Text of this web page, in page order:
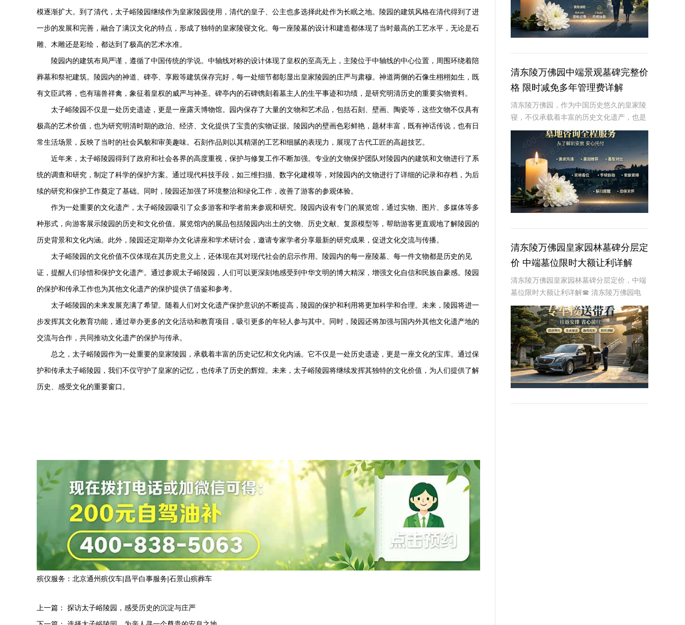
模逐渐扩大。到了清代， 太子峪陵园继续作为皇家陵园使用，清代的皇子、公主也多选择此处作为长眠之地。陵园的建筑风格在清代得到了进
一步的发展和完善，融合了满汉文化的特点，形成了独特的皇家陵寝文化。每一座陵墓的设计和建造都体现了当时最高的工艺水平，无论是石
雕、木雕还是彩绘，都达到了极高的艺术水准。
陵园内的建筑布局严谨，遵循了中国传统的学说。中轴线对称的设计体现了皇权的至高无上，主陵位于中轴线的中心位置，周围环绕着陪
葬墓和祭祀建筑。陵园内的神道、碑亭、享殿等建筑保存完好，每一处细节都彰显出皇家陵园的庄严与肃穆。神道两侧的石像生栩栩如生，既
有文臣武将，也有瑞兽祥禽，象征着皇权的威严与神圣。碑亭内的石碑镌刻着墓主人的生平事迹和功绩，是研究明清历史的重要实物资料。
太子峪陵园不仅是一处历史遗迹，更是一座露天博物馆。园内保存了大量的文物和艺术品，包括石刻、壁画、陶瓷等，这些文物不仅具有
极高的艺术价值，也为研究明清时期的政治、经济、文化提供了宝贵的实物证据。陵园内的壁画色彩鲜艳，题材丰富，既有神话传说，也有日
常生活场景，反映了当时的社会风貌和审美趣味。石刻作品则以其精湛的工艺和细腻的表现力，展现了古代工匠的高超技艺。
近年来， 太子峪陵园得到了政府和社会各界的高度重视，保护与修复工作不断加强。专业的文物保护团队对陵园内的建筑和文物进行了系
统的调查和研究，制定了科学的保护方案。通过现代科技手段，如三维扫描、数字化建模等，对陵园内的文物进行了详细的记录和存档，为后
续的研究和保护工作奠定了基础。同时，陵园还加强了环境整治和绿化工作，改善了游客的参观体验。
作为一处重要的文化遗产， 太子峪陵园吸引了众多游客和学者前来参观和研究。陵园内设有专门的展览馆，通过实物、图片、多媒体等多
种形式，向游客展示陵园的历史和文化价值。展览馆内的展品包括陵园内出土的文物、历史文献、复原模型等，帮助游客更直观地了解陵园的
历史背景和文化内涵。此外，陵园还定期举办文化讲座和学术研讨会，邀请专家学者分享最新的研究成果，促进文化交流与传播。
太子峪陵园的文化价值不仅体现在其历史意义上，还体现在其对现代社会的启示作用。陵园内的每一座陵墓、每一件文物都是历史的见
证，提醒人们珍惜和保护文化遗产。通过参观太子峪陵园 ，人们可以更深刻地感受到中华文明的博大精深，增强文化自信和民族自豪感。陵园
的保护和传承工作也为其他文化遗产的保护提供了借鉴和参考。
太子峪陵园的未来发展充满了希望。随着人们对文化遗产保护意识的不断提高，陵园的保护和利用将更加科学和合理。未来，陵园将进一
步发挥其文化教育功能，通过举办更多的文化活动和教育项目，吸引更多的年轻人参与其中。同时，陵园还将加强与国内外其他文化遗产地的
交流与合作，共同推动文化遗产的保护与传承。
总之， 太子峪陵园作为一处重要的皇家陵园，承载着丰富的历史记忆和文化内涵。它不仅是一处历史遗迹，更是一座文化的宝库。通过保
护和传承太子峪陵园 ，我们不仅守护了皇家的记忆，也传承了历史的辉煌。未来， 太子峪陵园将继续发挥其独特的文化价值，为人们提供了解
历史、感受文化的重要窗口。
殡仪服务： 北京通州殡仪车|昌平白事服务|石景山殡葬车
上一篇： 探访太子峪陵园，感受历史的沉淀与庄严
清东陵万佛园中端景观墓碑完整价
格 限时减免多年管理费详解
清东陵万佛园，作为中国历史悠久的皇家陵
寝，不仅承载着丰富的历史文化遗产，也是
人们缅怀先人、寄托哀思的重要场所。近年
来，随着人们对墓地景观要求的提升，中端
景观墓碑逐渐成为了一种流行趋势。本文将
详细介绍清
清东陵万佛园皇家园林墓碑分层定
价 中端墓位限时大额让利详解
清东陵万佛园皇家园林墓碑分层定价，中端
墓位限时大额让利详解☎ 清东陵万佛园电
话:400-838-5063清东陵万佛园，作为中国
历史上著名的皇家陵园之一，承载着丰富的
历史文化和独特的园林艺术。近年来，